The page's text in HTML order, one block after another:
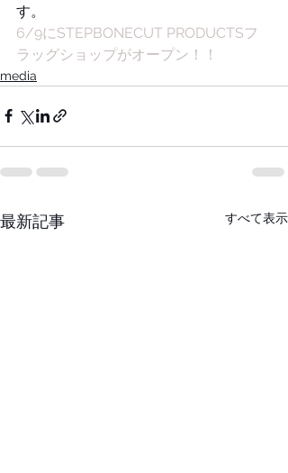
す。
6/9にSTEPBONECUT PRODUCTSフ
ラッグショップがオープン！！
media
最新記事 すべて表示